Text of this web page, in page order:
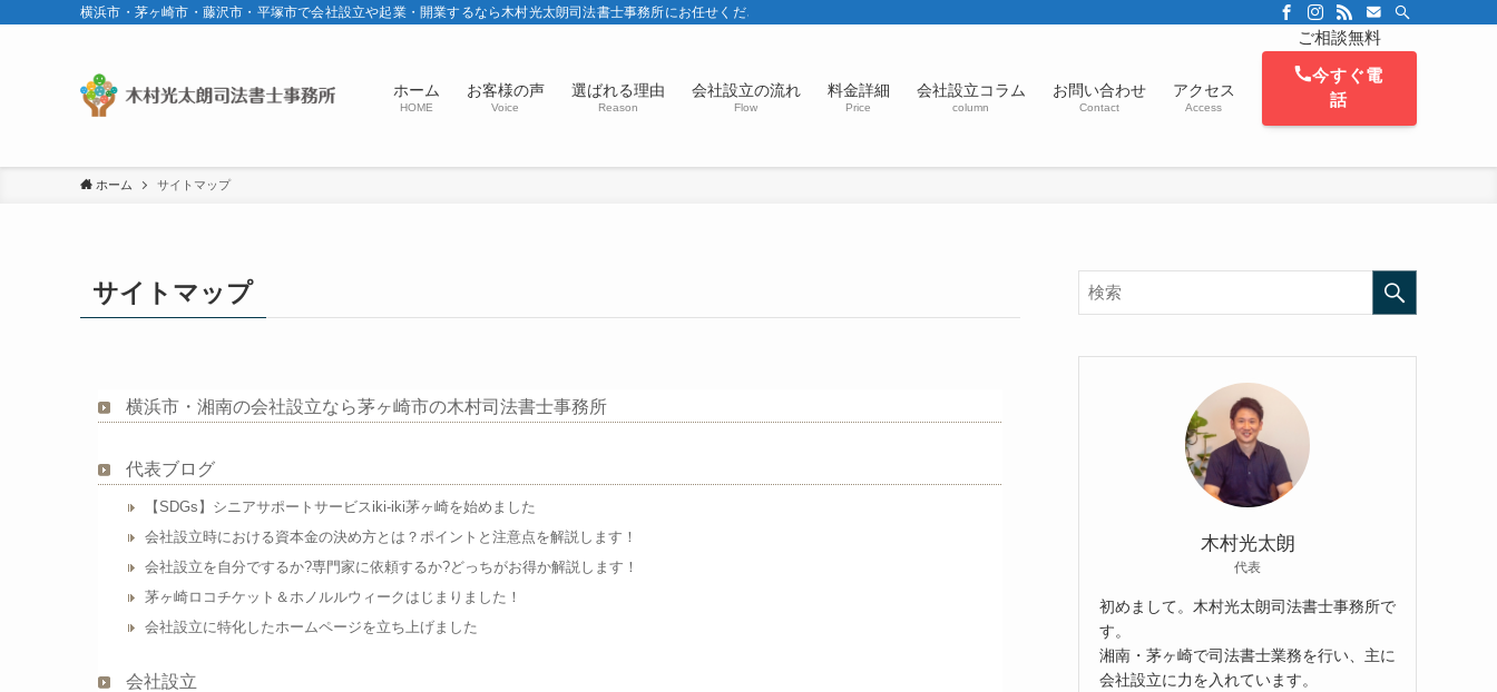
横浜市・茅ヶ崎市・藤沢市・平塚市で会社設立や起業・開業するなら木村光太朗司法書士事務所にお任せください。会社設立するのはもちろん、会社設立後の資金調達や税務相談、集客までワンストップでサポートさせて頂きます。
ホーム
HOME
お客様の声
Voice
選ばれる理由
Reason
会社設立の流れ
Flow
料金詳細
Price
会社設立コラム
column
お問い合わせ
Contact
アクセス
Access
ご相談無料
今すぐ電
話
ホーム サイトマップ
サイトマップ
横浜市・湘南の会社設立なら茅ヶ崎市の木村司法書士事務所
代表ブログ
【SDGs】シニアサポートサービスiki-iki茅ヶ崎を始めました
会社設立時における資本金の決め方とは？ポイントと注意点を解説します！
会社設立を自分でするか?専門家に依頼するか?どっちがお得か解説します！
茅ヶ崎ロコチケット＆ホノルルウィークはじまりました！
会社設立に特化したホームページを立ち上げました
会社設立
木村光太朗
代表
初めまして。木村光太朗司法書士事務所で
す。
湘南・茅ヶ崎で司法書士業務を行い、主に
会社設立に力を入れています。